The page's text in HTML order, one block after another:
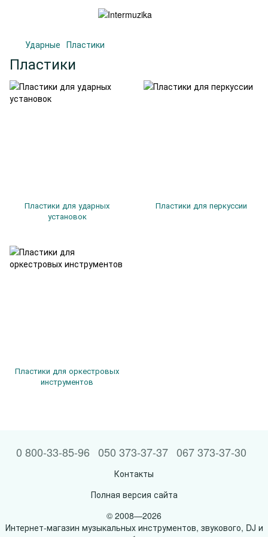
Ударные Пластики
Пластики
Пластики для ударных
установок
Пластики для перкуссии
Пластики для оркестровых
инструментов
0 800-33-85-96 050 373-37-37 067 373-37-30
Контакты
Полная версия сайта
© 2008—2026
Интернет-магазин музыкальных инструментов, звукового, DJ и